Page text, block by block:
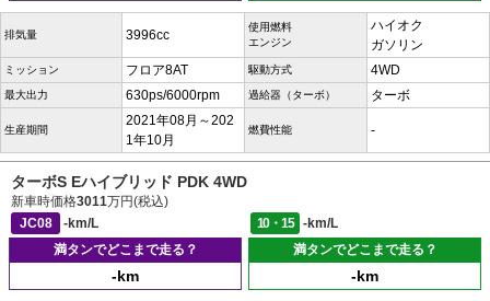
排気量 3996cc
使用燃料
エンジン
ハイオク
ガソリン
ミッション フロア8AT 駆動方式 4WD
最大出力 630ps/6000rpm 過給器（ターボ） ターボ
生産期間
2021年08月～202
1年10月
燃費性能 -
ターボS Eハイブリッド PDK 4WD
新車時価格3011万円(税込)
JC08
-km/L 10・15
-km/L
満タンでどこまで走る？
-km
満タンでどこまで走る？
-km